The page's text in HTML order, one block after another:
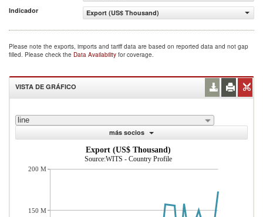
Indicador
Export (US$ Thousand)
Please note the exports, imports and tariff data are based on reported data and not gap
filled. Please check the Data Availability for coverage.
VISTA DE GRÁFICO
line
más socios
Export (US$ Thousand)
Source:WITS - Country Profile
200 M
150 M